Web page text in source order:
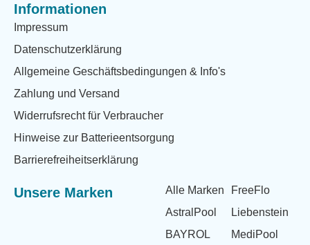
Informationen
Impressum
Datenschutzerklärung
Allgemeine Geschäftsbedingungen & Info's
Zahlung und Versand
Widerrufsrecht für Verbraucher
Hinweise zur Batterieentsorgung
Barrierefreiheitserklärung
Unsere Marken
Alle Marken
AstralPool
BAYROL
FreeFlo
Liebenstein
MediPool